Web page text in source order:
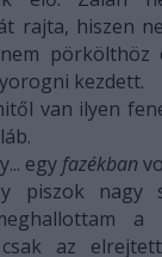
rajta, hiszen
pörkölthöz
kezdett.
van ilyen
egy fazékban
piszok nagy
a
az